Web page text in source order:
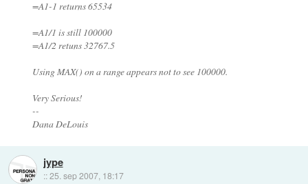
=A1-1 returns 65534
=A1/1 is still 100000
=A1/2 retuns 32767.5
Using MAX() on a range appears not to see 100000.
Very Serious!
--
Dana DeLouis
jype
::25. sep 2007, 18:17